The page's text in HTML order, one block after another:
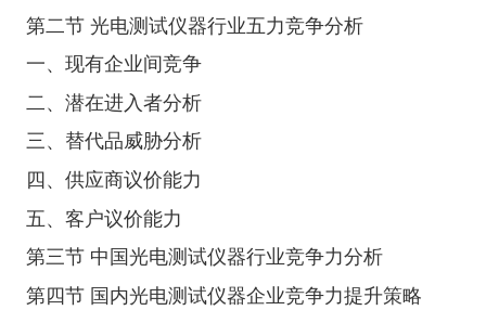
第二节 光电测试仪器行业五力竞争分析
一、现有企业间竞争
二、潜在进入者分析
三、替代品威胁分析
四、供应商议价能力
五、客户议价能力
第三节 中国光电测试仪器行业竞争力分析
第四节 国内光电测试仪器企业竞争力提升策略